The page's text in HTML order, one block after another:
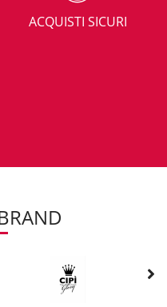
ACQUISTI SICURI